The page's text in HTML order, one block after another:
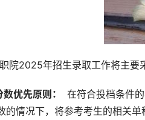
院2025年招生录取工作将主要
数优先原则：
在符合投档条件
的情况下，将参考考生的相关